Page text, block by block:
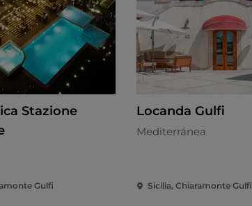
Stazione
Gulfi
Locanda Gulfi
Mediterránea
Sicilia, Chiaramonte Gulfi